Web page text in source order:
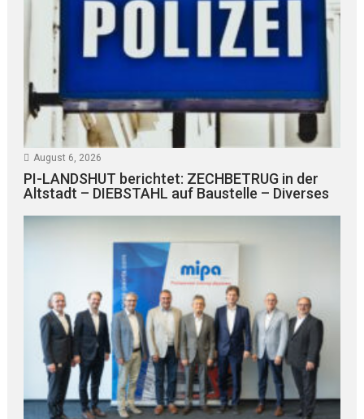
August 6, 2026
PI-LANDSHUT berichtet: ZECHBETRUG in der
Altstadt – DIEBSTAHL auf Baustelle – Diverses